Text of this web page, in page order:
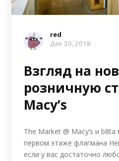
red
Дек 30, 2018
Взгляд на
розничную
Macy’s
The Market @ Macy’s и
первом этаже флагмана
если у вас достаточно